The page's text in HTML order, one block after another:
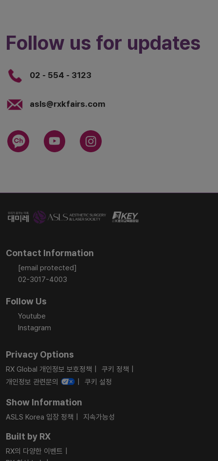
Follow us for updates
02 - 554 - 3123
asls@rxkfairs.com
Contact Information
[email protected]
02-3017-4003
Follow Us
Youtube
Instagram
Privacy Options
RX Global 개인정보 보호정책
쿠키 정책
개인정보 관련문의
쿠키 설정
Show Information
ASLS Korea 입장 정책 지속가능성
Built by RX
RX의 다양한 이벤트